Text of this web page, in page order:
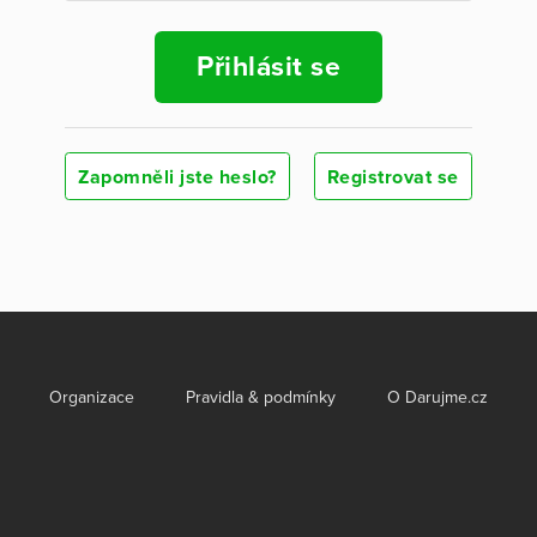
Přihlásit se
Zapomněli jste heslo? Registrovat se
Organizace Pravidla & podmínky O Darujme.cz